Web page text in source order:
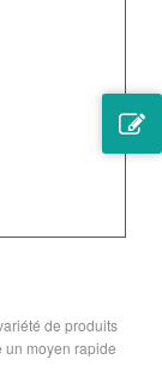
de produits
un moyen rapide